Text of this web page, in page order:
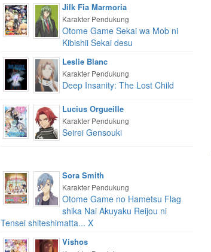
Jilk Fia Marmoria
Karakter Pendukung
Otome Game Sekai wa Mob ni
Kibishii Sekai desu
Leslie Blanc
Karakter Pendukung
Deep Insanity: The Lost Child
Lucius Orgueille
Karakter Pendukung
Seirei Gensouki
Sora Smith
Karakter Pendukung
Otome Game no Hametsu Flag
shika Nai Akuyaku Reijou ni
Tensei shiteshimatta... X
Vishos